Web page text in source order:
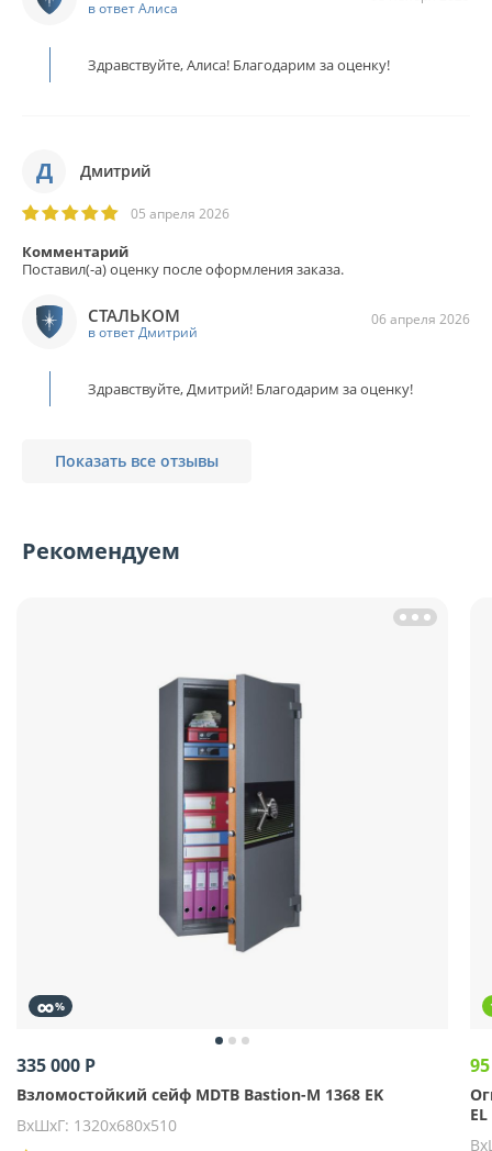
в ответ Алиса
Здравствуйте, Алиса! Благодарим за оценку!
Д Дмитрий
05 апреля 2026
Комментарий
Поставил(-а) оценку после оформления заказа.
06 апреля 2026
СТАЛЬКОМ
в ответ Дмитрий
Здравствуйте, Дмитрий! Благодарим за оценку!
Показать все отзывы
Рекомендуем
∞%
335 000 Р
Взломостойкий сейф MDTB Bastion-M 1368 EK
ВхШхГ: 1320х680х510
EL